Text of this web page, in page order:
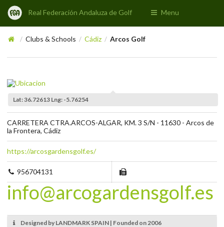
Real Federación Andaluza de Golf Menu
/ Clubs & Schools / Cádiz / Arcos Golf
Lat: 36.72613 Lng: -5.76254
CARRETERA CTRA.ARCOS-ALGAR, KM. 3 S/N - 11630 - Arcos de
la Frontera, Cádiz
https://arcosgardensgolf.es/
956704131
info@arcogardensgolf.es
Designed by LANDMARK SPAIN | Founded on 2006